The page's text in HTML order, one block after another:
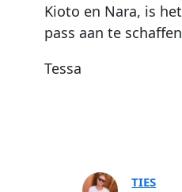
Kioto en Nara, is
pass aan te
Tessa
TIES